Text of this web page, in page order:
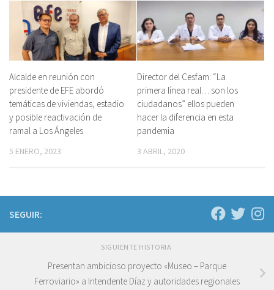
Alcalde en reunión con
presidente de EFE abordó
temáticas de viviendas, estadio
y posible reactivación de
ramal a Los Ángeles
5 ENERO, 2023
Director del Cesfam: “La
primera línea real… son los
ciudadanos” ellos pueden
hacer la diferencia en esta
pandemia
3 ABRIL, 2020
SEGUIR:
SIGUIENTE HISTORIA
Presentan ambicioso proyecto «Museo – Parque
Ferroviario» a Intendente Díaz y autoridades regionales